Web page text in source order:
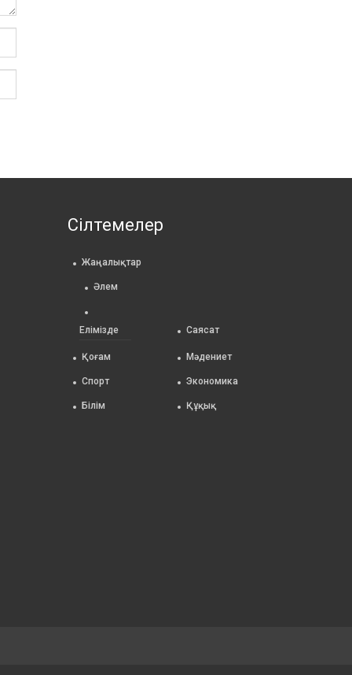
Сілтемелер
Жаңалықтар
Әлем
Елімізде Саясат
Қоғам Мәдениет
Спорт Экономика
Білім Құқық